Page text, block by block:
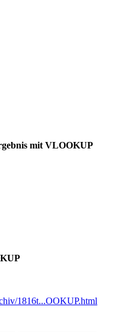
mit VLOOKUP
1816t...OOKUP.html